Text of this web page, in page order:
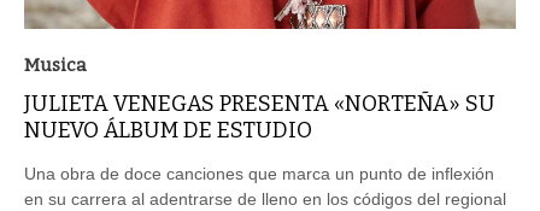
Musica
JULIETA VENEGAS PRESENTA «NORTEÑA» SU
NUEVO ÁLBUM DE ESTUDIO
Una obra de doce canciones que marca un punto de inflexión
en su carrera al adentrarse de lleno en los códigos del regional